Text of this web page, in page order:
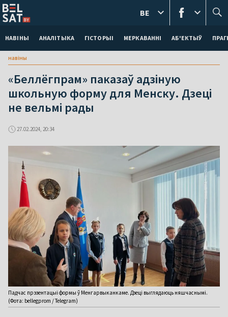
НАВІНЫ АНАЛІТЫКА ГІСТОРЫІ МЕРКАВАННI АБ'ЕКТЫЎ
BE
навіны
«Беллёгпрам» паказаў адзіную
школьную форму для Менску. Дзеці
не вельмі рады
27.02.2024, 20:34
Падчас прэзентацыі формы ў Менгарвыканкаме. Дзеці выглядаюць няшчаснымі.
(Фота: bellegprom / Telegram)